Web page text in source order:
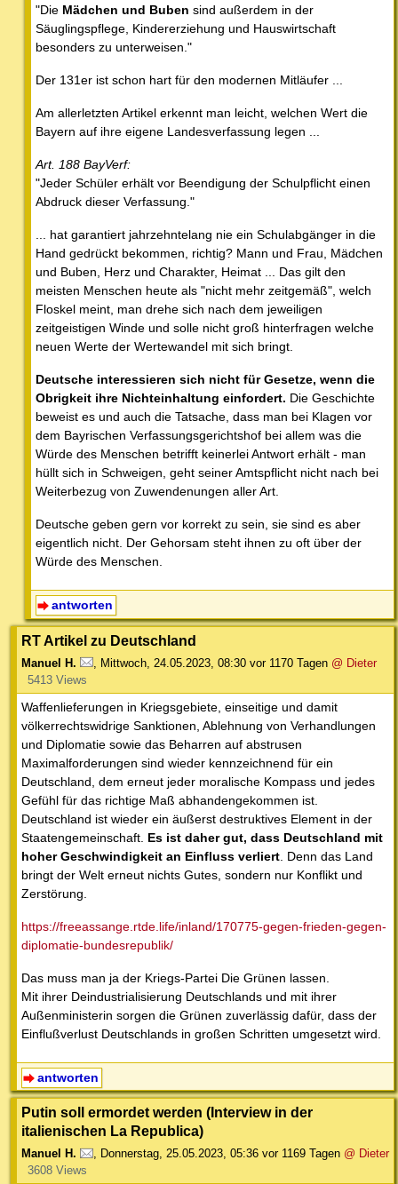
"Die Mädchen und Buben sind außerdem in der
Säuglingspflege, Kindererziehung und Hauswirtschaft
besonders zu unterweisen."
Der 131er ist schon hart für den modernen Mitläufer ...
Am allerletzten Artikel erkennt man leicht, welchen Wert die
Bayern auf ihre eigene Landesverfassung legen ...
Art. 188 BayVerf:
"Jeder Schüler erhält vor Beendigung der Schulpflicht einen
Abdruck dieser Verfassung."
... hat garantiert jahrzehntelang nie ein Schulabgänger in die
Hand gedrückt bekommen, richtig? Mann und Frau, Mädchen
und Buben, Herz und Charakter, Heimat ... Das gilt den
meisten Menschen heute als "nicht mehr zeitgemäß", welch
Floskel meint, man drehe sich nach dem jeweiligen
zeitgeistigen Winde und solle nicht groß hinterfragen welche
neuen Werte der Wertewandel mit sich bringt.
Deutsche interessieren sich nicht für Gesetze, wenn die
Obrigkeit ihre Nichteinhaltung einfordert. Die Geschichte
beweist es und auch die Tatsache, dass man bei Klagen vor
dem Bayrischen Verfassungsgerichtshof bei allem was die
Würde des Menschen betrifft keinerlei Antwort erhält - man
hüllt sich in Schweigen, geht seiner Amtspflicht nicht nach bei
Weiterbezug von Zuwendenungen aller Art.
Deutsche geben gern vor korrekt zu sein, sie sind es aber
eigentlich nicht. Der Gehorsam steht ihnen zu oft über der
Würde des Menschen.
antworten
RT Artikel zu Deutschland
Manuel H. Mittwoch, 24.05.2023, 08:30 vor 1170 Tagen @ Dieter
5413 Views
Waffenlieferungen in Kriegsgebiete, einseitige und damit
völkerrechtswidrige Sanktionen, Ablehnung von Verhandlungen
und Diplomatie sowie das Beharren auf abstrusen
Maximalforderungen sind wieder kennzeichnend für ein
Deutschland, dem erneut jeder moralische Kompass und jedes
Gefühl für das richtige Maß abhandengekommen ist.
Deutschland ist wieder ein äußerst destruktives Element in der
Staatengemeinschaft. Es ist daher gut, dass Deutschland mit
hoher Geschwindigkeit an Einfluss verliert . Denn das Land
bringt der Welt erneut nichts Gutes, sondern nur Konflikt und
Zerstörung.
https://freeassange.rtde.life/inland/170775-gegen-frieden-gegen-
diplomatie-bundesrepublik/
Das muss man ja der Kriegs-Partei Die Grünen lassen.
Mit ihrer Deindustrialisierung Deutschlands und mit ihrer
Außenministerin sorgen die Grünen zuverlässig dafür, dass der
Einflußverlust Deutschlands in großen Schritten umgesetzt wird.
antworten
Putin soll ermordet werden (Interview in der
italienischen La Republica)
Manuel H. , Donnerstag, 25.05.2023, 05:36 vor 1169 Tagen @ Dieter
3608 Views